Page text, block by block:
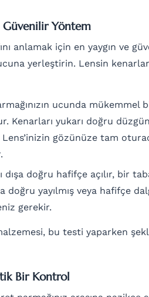
Güvenilir Yöntem
anlamak için en yaygın ve
yerleştirin. Lensin
ucunda mükemmel
Kenarları yukarı doğru
Lens’inizin gözünüze tam
doğru hafifçe açılır, bir
doğru yayılmış veya hafifçe
gerekir.
bu testi yaparken
Bir Kontrol